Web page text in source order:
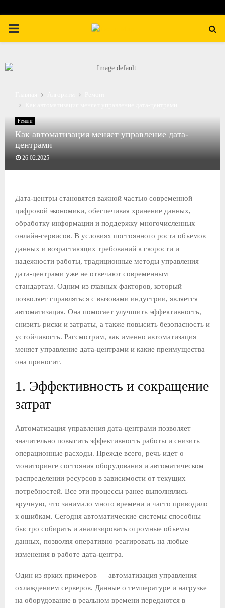
П
И
О
М
Е
Н
Ю
Ремонт
Как автоматизация меняет управление дата-
центрами
26.02.2025
Дата-центры становятся важной частью современной
цифровой экономики, обеспечивая хранение данных,
обработку информации и поддержку многочисленных
онлайн-сервисов. В условиях постоянного роста объемов
данных и возрастающих требований к скорости и
надежности работы, традиционные методы управления
дата-центрами уже не отвечают современным
стандартам. Одним из главных факторов, который
позволяет справляться с вызовами индустрии, является
автоматизация. Она помогает улучшить эффективность,
снизить риски и затраты, а также повысить безопасность и
устойчивость. Рассмотрим, как именно автоматизация
меняет управление дата-центрами и какие преимущества
она приносит.
1. Эффективность и сокращение
затрат
Автоматизация управления дата-центрами позволяет
значительно повысить эффективность работы и снизить
операционные расходы. Прежде всего, речь идет о
мониторинге состояния оборудования и автоматическом
распределении ресурсов в зависимости от текущих
потребностей. Все эти процессы ранее выполнялись
вручную, что занимало много времени и часто приводило
к ошибкам. Сегодня автоматические системы способны
быстро собирать и анализировать огромные объемы
данных, позволяя оперативно реагировать на любые
изменения в работе дата-центра.
Один из ярких примеров — автоматизация управления
охлаждением серверов. Данные о температуре и нагрузке
на оборудование в реальном времени передаются в